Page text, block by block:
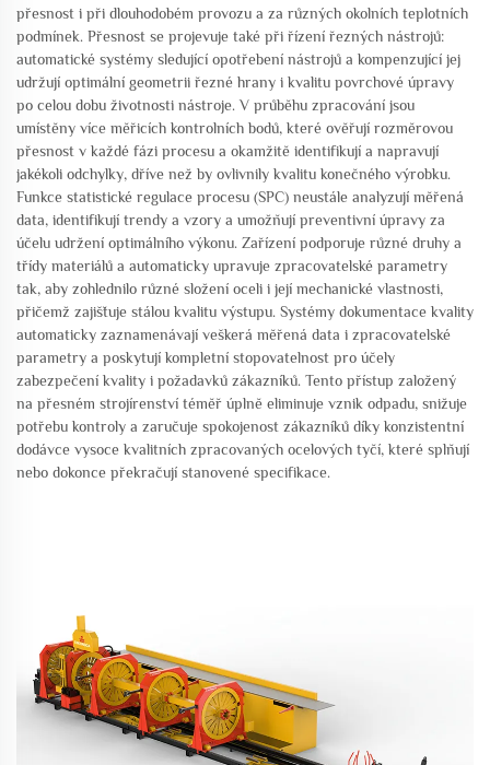
přesnost i při dlouhodobém provozu a za různých okolních teplotních
podmínek. Přesnost se projevuje také při řízení řezných nástrojů:
automatické systémy sledující opotřebení nástrojů a kompenzující jej
udržují optimální geometrii řezné hrany i kvalitu povrchové úpravy
po celou dobu životnosti nástroje. V průběhu zpracování jsou
umístěny více měřicích kontrolních bodů, které ověřují rozměrovou
přesnost v každé fázi procesu a okamžitě identifikují a napravují
jakékoli odchylky, dříve než by ovlivnily kvalitu konečného výrobku.
Funkce statistické regulace procesu (SPC) neustále analyzují měřená
data, identifikují trendy a vzory a umožňují preventivní úpravy za
účelu udržení optimálního výkonu. Zařízení podporuje různé druhy a
třídy materiálů a automaticky upravuje zpracovatelské parametry
tak, aby zohlednilo různé složení oceli i její mechanické vlastnosti,
přičemž zajišťuje stálou kvalitu výstupu. Systémy dokumentace kvality
automaticky zaznamenávají veškerá měřená data i zpracovatelské
parametry a poskytují kompletní stopovatelnost pro účely
zabezpečení kvality i požadavků zákazníků. Tento přístup založený
na přesném strojírenství téměř úplně eliminuje vznik odpadu, snižuje
potřebu kontroly a zaručuje spokojenost zákazníků díky konzistentní
dodávce vysoce kvalitních zpracovaných ocelových tyčí, které splňují
nebo dokonce překračují stanovené specifikace.